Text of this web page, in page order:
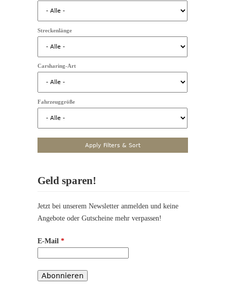
Streckenlänge
Carsharing-Art
Fahrzeuggröße
Geld sparen!
Jetzt bei unserem Newsletter anmelden und keine
Angebote oder Gutscheine mehr verpassen!
E-Mail *